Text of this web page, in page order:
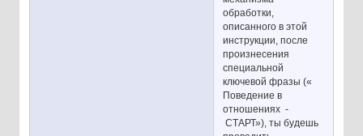
обработки,
описанного в этой
инструкции, после
произнесения
специальной
ключевой фразы («
Поведение в
отношениях -
СТАРТ»), ты будешь